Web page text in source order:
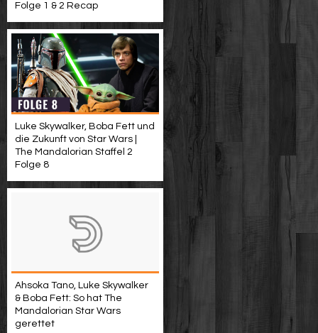
Folge 1 & 2 Recap
Luke Skywalker, Boba Fett und
die Zukunft von Star Wars |
The Mandalorian Staffel 2
Folge 8
Ahsoka Tano, Luke Skywalker
& Boba Fett: So hat The
Mandalorian Star Wars
gerettet